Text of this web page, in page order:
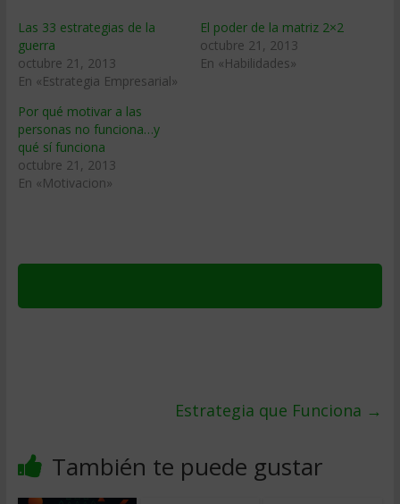
Las 33 estrategias de la
guerra
octubre 21, 2013
En «Estrategia Empresarial»
El poder de la matriz 2×2
octubre 21, 2013
En «Habilidades»
Por qué motivar a las
personas no funciona…y
qué sí funciona
octubre 21, 2013
En «Motivacion»
Estrategia que Funciona →
También te puede gustar